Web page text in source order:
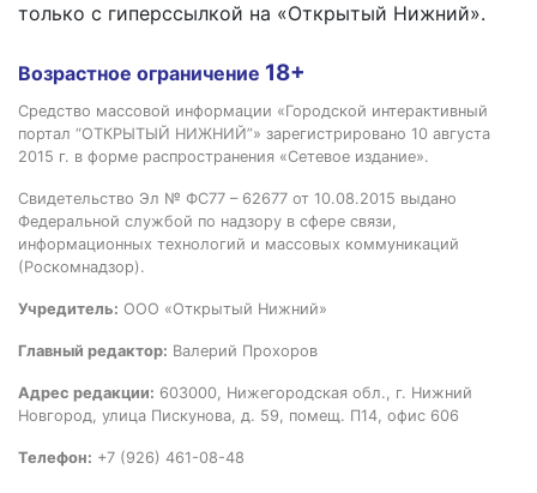
только с гиперссылкой на «Открытый Нижний».
Возрастное ограничение 18+
Средство массовой информации «Городской интерактивный
портал “ОТКРЫТЫЙ НИЖНИЙ”» зарегистрировано 10 августа
2015 г. в форме распространения «Сетевое издание».
Свидетельство Эл № ФС77 – 62677 от 10.08.2015 выдано
Федеральной службой по надзору в сфере связи,
информационных технологий и массовых коммуникаций
(Роскомнадзор).
Учредитель: ООО «Открытый Нижний»
Главный редактор: Валерий Прохоров
Адрес редакции: 603000, Нижегородская обл., г. Нижний
Новгород, улица Пискунова, д. 59, помещ. П14, офис 606
Телефон: +7 (926) 461-08-48